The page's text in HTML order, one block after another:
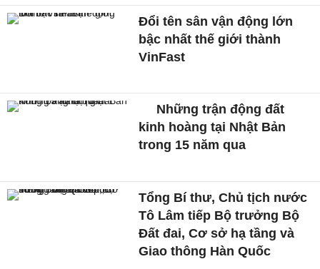
Đổi tên sân vận động lớn
bậc nhất thế giới thành
VinFast
Những trận động đất
kinh hoàng tại Nhật Bản
trong 15 năm qua
Tổng Bí thư, Chủ tịch nước
Tô Lâm tiếp Bộ trưởng Bộ
Đất đai, Cơ sở hạ tầng và
Giao thông Hàn Quốc